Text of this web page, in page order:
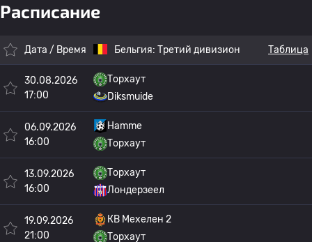
Расписание
Дата / Время Бельгия: Третий дивизион Таблица
30.08.2026
17:00
Торхаут
Diksmuide
06.09.2026
16:00
Hamme
Торхаут
13.09.2026
16:00
Торхаут
Лондерзеел
19.09.2026
21:00
КВ Мехелен 2
Торхаут